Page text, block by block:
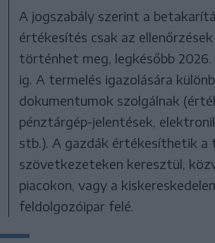
A jogszabály szerint a
értékesítés csak az
történhet meg, legkésőbb 2026.
ig. A termelés igazolására
dokumentumok szolgálnak
pénztárgép-jelentések,
stb.). A gazdák értékesíthetik a
szövetkezeteken keresztül,
piacokon, vagy a
feldolgozóipar felé.